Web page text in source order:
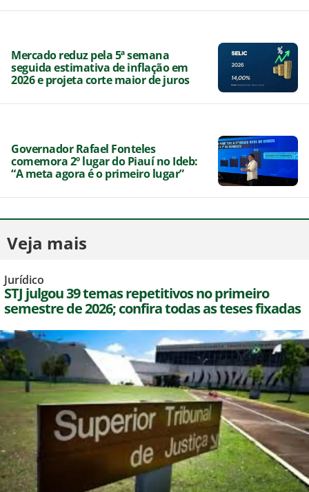
Mercado reduz pela 5ª semana
seguida estimativa de inflação em
2026 e projeta corte maior de juros
Governador Rafael Fonteles
comemora 2º lugar do Piauí no Ideb:
“A meta agora é o primeiro lugar”
Veja mais
Jurídico
STJ julgou 39 temas repetitivos no primeiro
semestre de 2026; confira todas as teses fixadas